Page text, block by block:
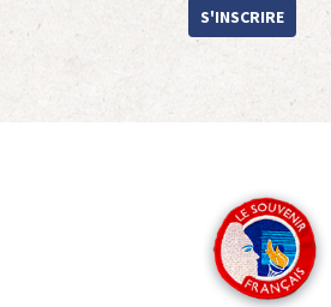
S'INSCRIRE